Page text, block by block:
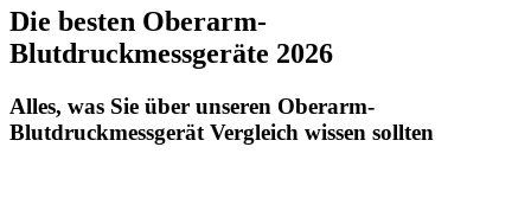
Die besten Oberarm-
Blutdruckmessgeräte 2026
Alles, was Sie über unseren Oberarm-
Blutdruckmessgerät Vergleich wissen sollten